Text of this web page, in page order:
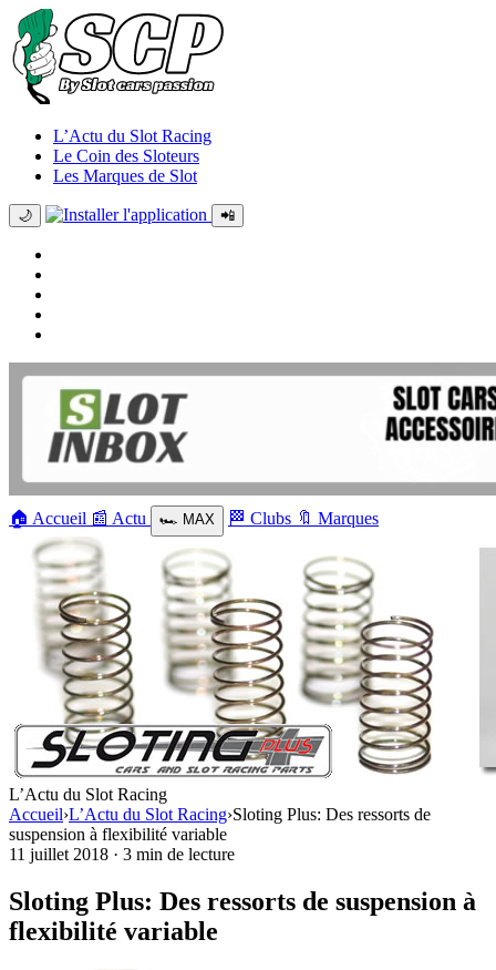
L’Actu du Slot Racing
Le Coin des Sloteurs
Les Marques de Slot
🌙 📲
🏠 Accueil 📰 Actu 🏎️ MAX 🏁 Clubs 🔖 Marques
L’Actu du Slot Racing
Accueil›L’Actu du Slot Racing›Sloting Plus: Des ressorts de
suspension à flexibilité variable
11 juillet 2018 · 3 min de lecture
Sloting Plus: Des ressorts de suspension à
flexibilité variable